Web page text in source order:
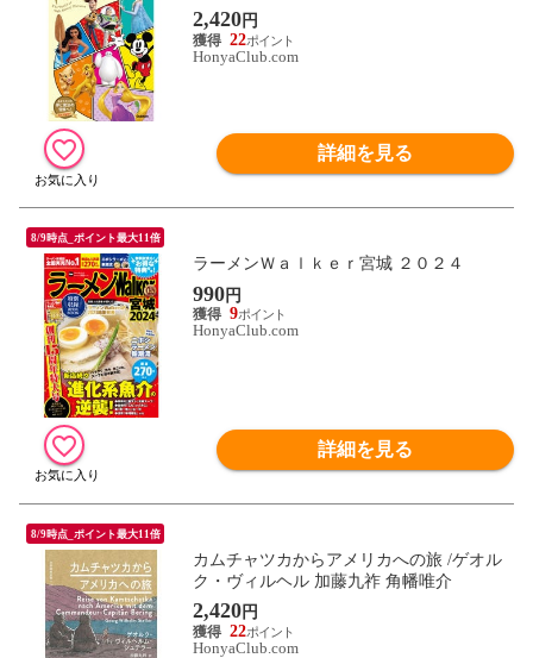
室
2,420円
22
HonyaClub.com
詳細を見る
8/9時点_ポイント最大11倍
ラーメンＷａｌｋｅｒ宮城 ２０２４
990円
9
HonyaClub.com
詳細を見る
8/9時点_ポイント最大11倍
カムチャツカからアメリカへの旅 /ゲオル
ク・ヴィルヘル 加藤九祚 角幡唯介
2,420円
22
HonyaClub.com